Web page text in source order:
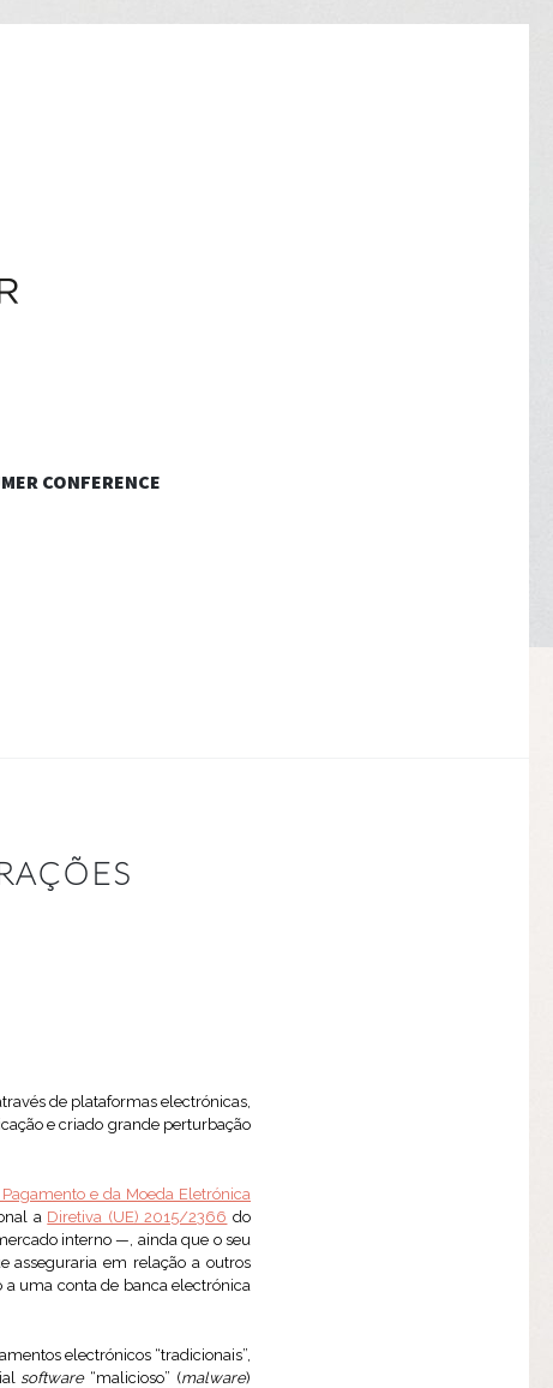
CONFERENCE
de plataformas electrónicas,
e criado grande perturbação
e da Moeda Eletrónica
a Diretiva (UE) 2015/2366 do
interno —, ainda que o seu
asseguraria em relação a outros
uma conta de banca electrónica
electrónicos “tradicionais”,
software“malicioso” (malware)